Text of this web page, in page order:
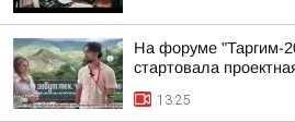
На форуме "Таргим-
стартовала
13:25